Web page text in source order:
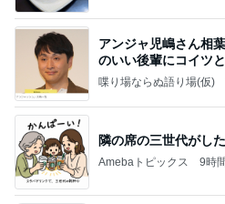
アンジャ児嶋さん相
のいい後輩にコイツ
喋り場ならぬ語り場(仮)
隣の席の三世代がし
Amebaトピックス 9時